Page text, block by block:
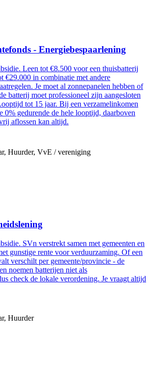
- Energiebespaarlening
Leen tot €8.500 voor een thuisbatterij
€29.000 in combinatie met andere
Je moet al zonnepanelen hebben of
batterij moet professioneel zijn aangesloten
tot 15 jaar. Bij een verzamelinkomen
0% gedurende de hele looptijd, daarboven
aflossen kan altijd.
Huurder, VvE / vereniging
SVn verstrekt samen met gemeenten en
gunstige rente voor verduurzaming. Of een
verschilt per gemeente/provincie - de
noemen batterijen niet als
check de lokale verordening. Je vraagt altijd
Huurder